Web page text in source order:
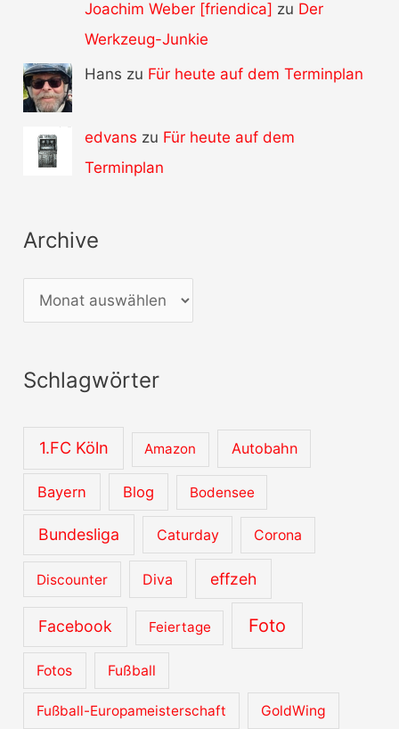
Joachim Weber [friendica] zu Der
Werkzeug-Junkie
Hans zu Für heute auf dem Terminplan
edvans zu Für heute auf dem
Terminplan
Archive
r
h
e
Schlagwörter
1.FC Köln Amazon Autobahn
Bayern Blog Bodensee
Bundesliga Caturday Corona
Discounter Diva effzeh
Facebook Feiertage Foto
Fotos Fußball
Fußball-Europameisterschaft GoldWing